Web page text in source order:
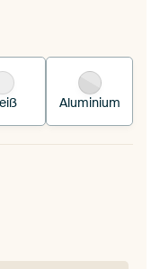
Textiltuch in
Aluminium